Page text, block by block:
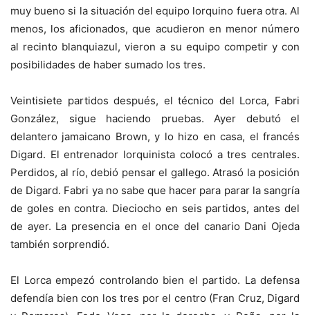
muy bueno si la situación del equipo lorquino fuera otra. Al
menos, los aficionados, que acudieron en menor número
al recinto blanquiazul, vieron a su equipo competir y con
posibilidades de haber sumado los tres.
Veintisiete partidos después, el técnico del Lorca, Fabri
González, sigue haciendo pruebas. Ayer debutó el
delantero jamaicano Brown, y lo hizo en casa, el francés
Digard. El entrenador lorquinista colocó a tres centrales.
Perdidos, al río, debió pensar el gallego. Atrasó la posición
de Digard. Fabri ya no sabe que hacer para parar la sangría
de goles en contra. Dieciocho en seis partidos, antes del
de ayer. La presencia en el once del canario Dani Ojeda
también sorprendió.
El Lorca empezó controlando bien el partido. La defensa
defendía bien con los tres por el centro (Fran Cruz, Digard